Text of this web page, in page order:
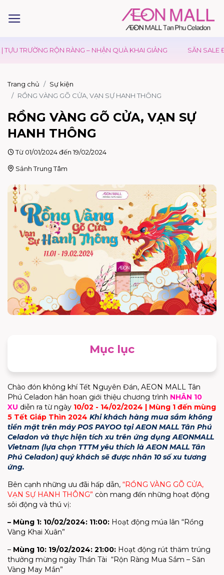
TRƯỜNG RỘN RÀNG – NHẬN QUÀ KHAI GIẢNG SĂN SALE ĐẠI
Trang chủ
Sự kiện
RỒNG VÀNG GÕ CỬA, VẠN SỰ HANH THÔNG
RỒNG VÀNG GÕ CỬA, VẠN SỰ
HANH THÔNG
Từ 01/01/2024 đến 19/02/2024
Sảnh Trung Tâm
Mục lục
Chào đón không khí Tết Nguyên Đán, AEON MALL Tân
Phú Celadon hân hoan giới thiệu chương trình NHÂN 10
XU diễn ra từ ngày 10/02 - 14/02/2024 | Mùng 1 đến mùng
5 Tết Giáp Thìn 2024 Khi khách hàng mua sắm không
tiền mặt trên máy POS PAYOO tại AEON MALL Tân Phú
Celadon và thực hiện tích xu trên ứng dụng AEONMALL
Vietnam (lựa chọn TTTM yêu thích là AEON MALL Tân
Phú Celadon) quý khách sẽ được nhân 10 số xu tương
ứng.
Bên cạnh những ưu đãi hấp dẫn, “RỒNG VÀNG GÕ CỬA,
VẠN SỰ HANH THÔNG” còn mang đến những hoạt động
sôi động và thú vị:
– Mùng 1: 10/02/2024: 11:00: Hoạt động múa lân “Rồng
Vàng Khai Xuân”
– Mùng 10: 19/02/2024: 21:00: Hoạt động rút thăm trúng
thưởng mừng ngày Thần Tài “Rộn Ràng Mua Sắm – Săn
Vàng May Mắn”